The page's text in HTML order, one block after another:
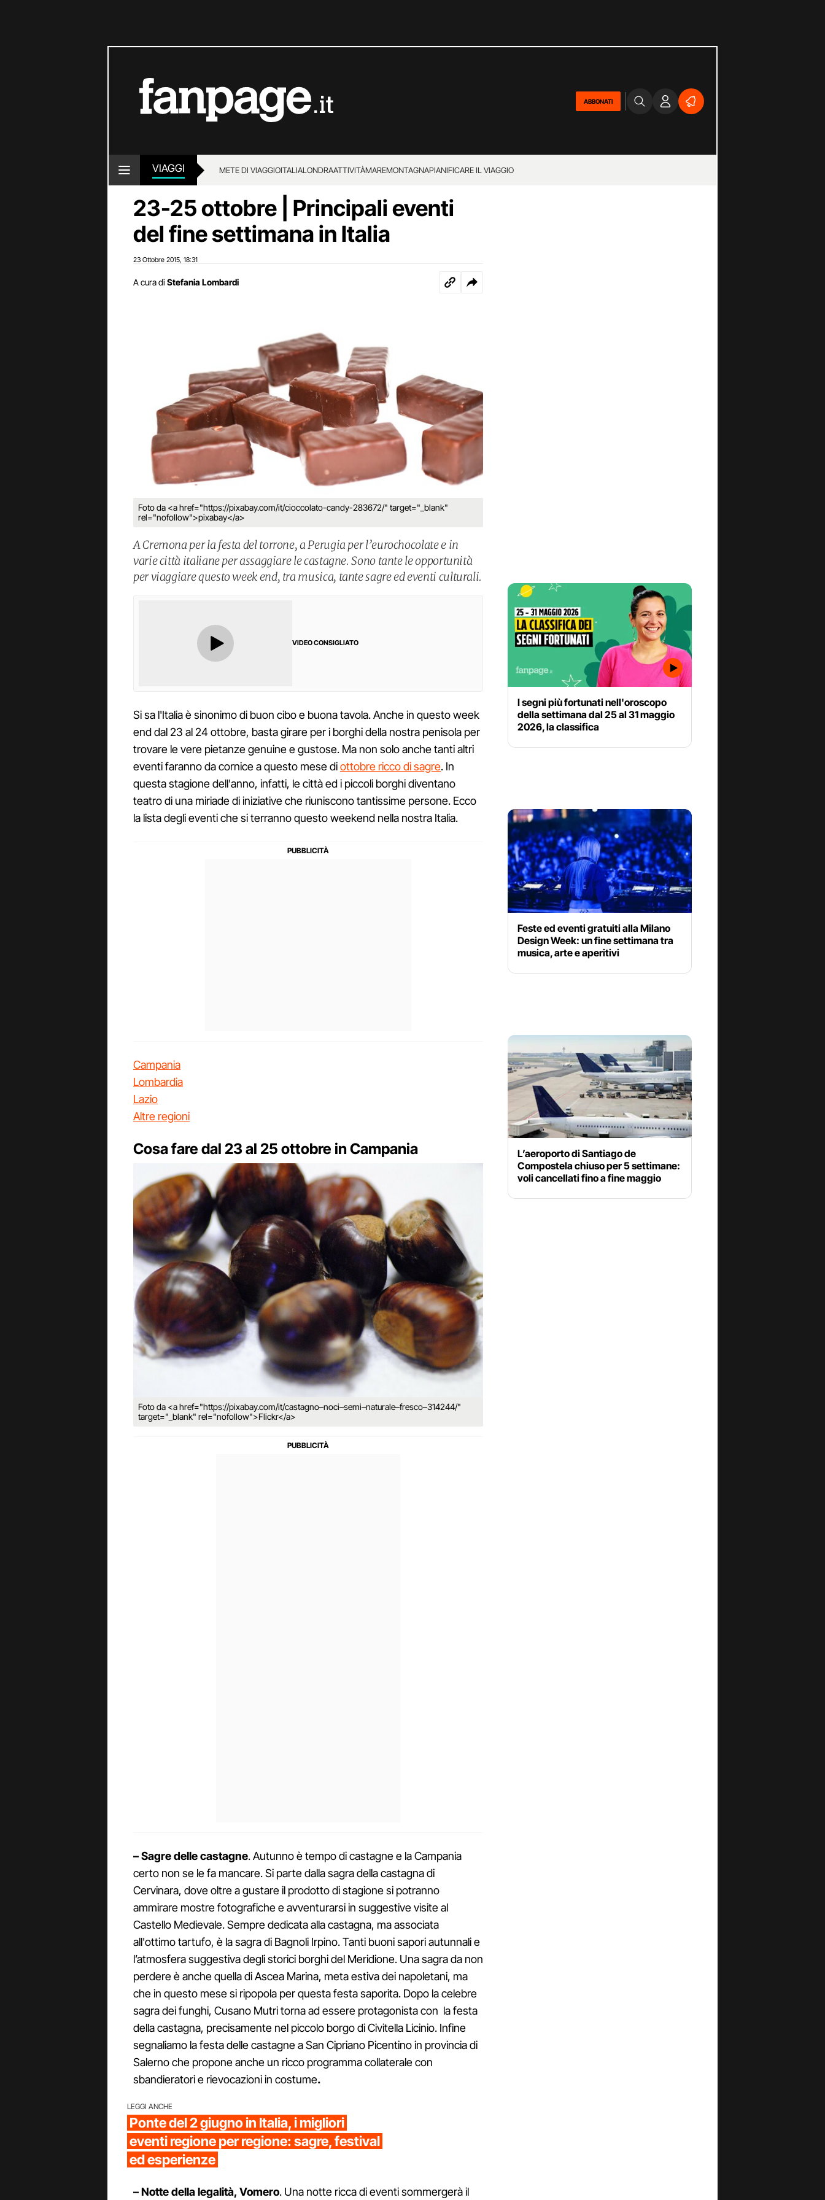
ABBONATI
VIAGGI METE DI VIAGGIOITALIALONDRAATTIVITÀMAREMONTAGNAPIANIFICARE IL VIAGGIO
23-25 ottobre | Principali eventi
del fine settimana in Italia
23 Ottobre 2015 18:31
A cura di Stefania Lombardi
Foto da <a href="https://pixabay.com/it/cioccolato-candy-283672/" target="_blank"
rel="nofollow">pixabay</a>
A Cremona per la festa del torrone, a Perugia per l’eurochocolate e in
varie città italiane per assaggiare le castagne. Sono tante le opportunità
per viaggiare questo week end, tra musica, tante sagre ed eventi culturali.
VIDEO CONSIGLIATO
Si sa l'Italia è sinonimo di buon cibo e buona tavola. Anche in questo week
end dal 23 al 24 ottobre, basta girare per i borghi della nostra penisola per
trovare le vere pietanze genuine e gustose. Ma non solo anche tanti altri
eventi faranno da cornice a questo mese diottobre ricco di sagre. In
questa stagione dell'anno, infatti, le città ed i piccoli borghi diventano
teatro di una miriade di iniziative che riuniscono tantissime persone. Ecco
la lista degli eventi che si terranno questo weekend nella nostra Italia.
Campania
Lombardia
Lazio
Altre regioni
Cosa fare dal 23 al 25 ottobre in Campania
Foto da <a href="https://pixabay.com/it/castagno–noci–semi–naturale–fresco–314244/"
target="_blank" rel="nofollow">Flickr</a>
– Sagre delle castagne. Autunno è tempo di castagne e la Campania
certo non se le fa mancare. Si parte dalla sagra della castagna di
Cervinara, dove oltre a gustare il prodotto di stagione si potranno
ammirare mostre fotografiche e avventurarsi in suggestive visite al
Castello Medievale. Sempre dedicata alla castagna, ma associata
all'ottimo tartufo, è la sagra di Bagnoli Irpino. Tanti buoni sapori autunnali e
l’atmosfera suggestiva degli storici borghi del Meridione. Una sagra da non
perdere è anche quella di Ascea Marina, meta estiva dei napoletani, ma
che in questo mese si ripopola per questa festa saporita. Dopo la celebre
sagra dei funghi, Cusano Mutri torna ad essere protagonista con la festa
della castagna, precisamente nel piccolo borgo di Civitella Licinio. Infine
segnaliamo la festa delle castagne a San Cipriano Picentino in provincia di
Salerno che propone anche un ricco programma collaterale con
sbandieratori e rievocazioni in costume.
LEGGI ANCHE
Ponte del 2 giugno in Italia, i migliori
eventi regione per regione: sagre, festival
ed esperienze
– Notte della legalità, Vomero. Una notte ricca di eventi sommergerà il
I segni più fortunati nell'oroscopo
della settimana dal 25 al 31 maggio
2026, la classifica
Feste ed eventi gratuiti alla Milano
Design Week: un fine settimana tra
musica, arte e aperitivi
L’aeroporto di Santiago de
Compostela chiuso per 5 settimane:
voli cancellati fino a fine maggio